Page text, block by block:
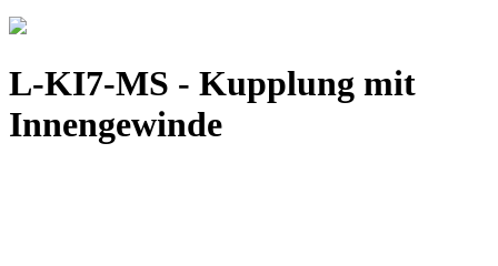
L-KI7-MS - Kupplung mit
Innengewinde